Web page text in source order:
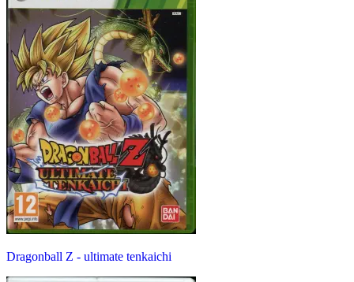
Dragonball Z - ultimate tenkaichi